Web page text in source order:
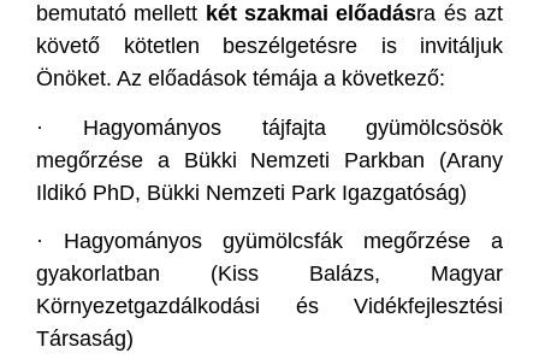
bemutató mellett két szakmai előadásra és azt
követő kötetlen beszélgetésre is invitáljuk
Önöket. Az előadások témája a következő:
· Hagyományos tájfajta gyümölcsösök
megőrzése a Bükki Nemzeti Parkban (Arany
Ildikó PhD, Bükki Nemzeti Park Igazgatóság)
· Hagyományos gyümölcsfák megőrzése a
gyakorlatban (Kiss Balázs, Magyar
Környezetgazdálkodási és Vidékfejlesztési
Társaság)